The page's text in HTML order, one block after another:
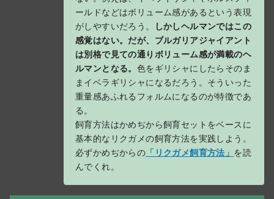
ールドなどはボリューム感があるという表現
がしやすいだろう。
しかしヘルマンではこの
感覚はない。だが、ブルガリアジャイアント
は別格で見ての通りボリューム感が満載のヘ
ルマンとなる。 色をギリシャにしたらそのま
まイベラギリシャになるだろう。そういった
重量感あふれるフォルムになるのが特徴であ
る。
飼育方法はかめぢから飼育セットをベースに
基本的なリクガメの飼育方法を実践しよう。
必ずかめぢからの 「リクガメ飼育方法」 を読
んでくれ。